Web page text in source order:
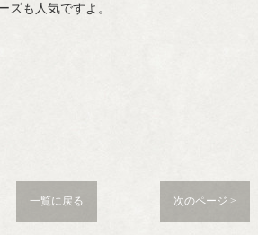
ズも人気ですよ。
一覧に戻る 次のページ >